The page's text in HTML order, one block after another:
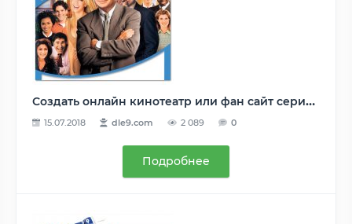
Создать онлайн кинотеатр или фан сайт сериала Spin City
15.07.2018 dle9.com 2 089 0
Подробнее